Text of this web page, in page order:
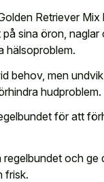
Retriever Mix
på sina öron,
hälsoproblem.
behov, men
hudproblem.
för att
regelbundet och ge
frisk.